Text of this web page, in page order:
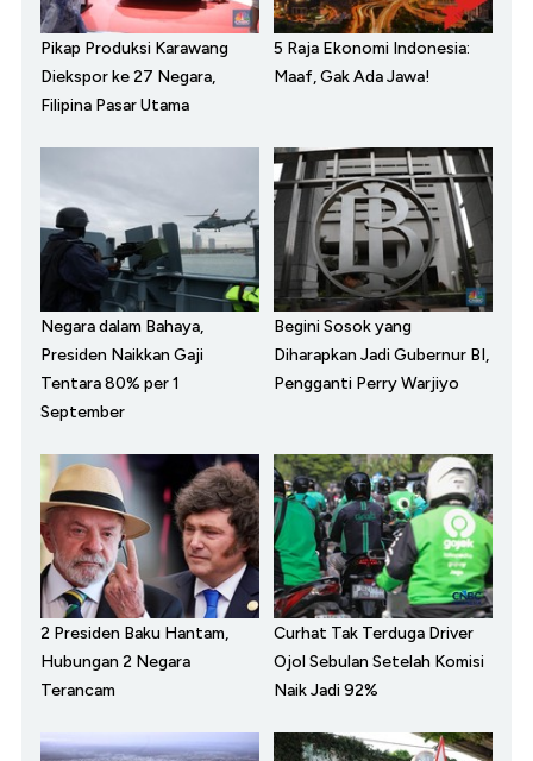
Pikap Produksi Karawang
Diekspor ke 27 Negara,
Filipina Pasar Utama
5 Raja Ekonomi Indonesia:
Maaf, Gak Ada Jawa!
Negara dalam Bahaya,
Presiden Naikkan Gaji
Tentara 80% per 1
September
Begini Sosok yang
Diharapkan Jadi Gubernur BI,
Pengganti Perry Warjiyo
2 Presiden Baku Hantam,
Hubungan 2 Negara
Terancam
Curhat Tak Terduga Driver
Ojol Sebulan Setelah Komisi
Naik Jadi 92%